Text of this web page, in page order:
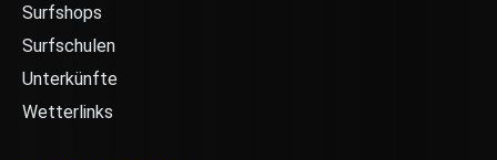
Surfshops
Surfschulen
Unterkünfte
Wetterlinks